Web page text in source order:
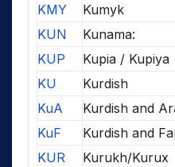
KMY
Kumyk
KUN
Kunama:
KUP
Kupia / Kupiya
KU
Kurdish
KuA
Kurdish and
KuF
Kurdish and
KUR
Kurukh/Kurux